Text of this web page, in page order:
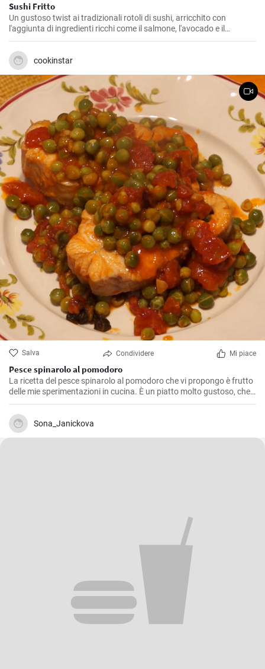
Sushi Fritto
Un gustoso twist ai tradizionali rotoli di sushi, arricchito con
l'aggiunta di ingredienti ricchi come il salmone, l'avocado e il
formaggio. La frittura dona al piatto un retrogusto croccante e
delizioso che ne farà innamorare tutti.
cookinstar
Salva Condividere Mi piace
Pesce spinarolo al pomodoro
La ricetta del pesce spinarolo al pomodoro che vi propongo è frutto
delle mie sperimentazioni in cucina. È un piatto molto gustoso, che
ho affinato nel tempo, cercando il giusto equilibrio tra il sapore del
pesce e quello del pomodoro. Da buon amante della cucina di mare,
ritengo che vale la pena provare a prepararlo.
Sona_Janickova